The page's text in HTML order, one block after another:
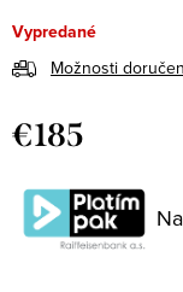
Vypredané
Možnosti
€185
cena: